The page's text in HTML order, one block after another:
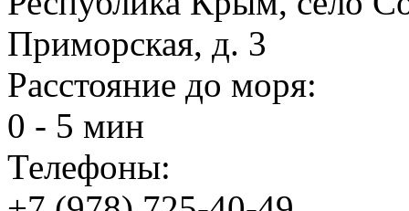
Приморская, д. 3
Расстояние до моря:
0 - 5 мин
Телефоны: